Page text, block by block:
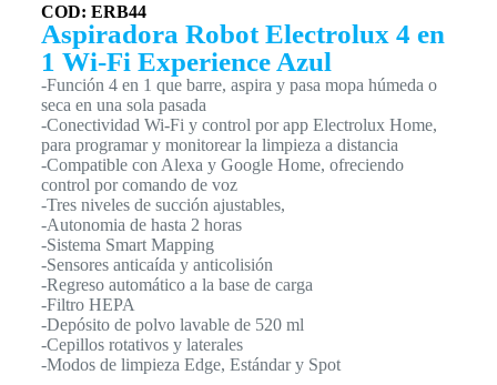
COD: ERB44
Aspiradora Robot Electrolux 4 en
1 Wi-Fi Experience Azul
-Función 4 en 1 que barre, aspira y pasa mopa húmeda o
seca en una sola pasada
-Conectividad Wi-Fi y control por app Electrolux Home,
para programar y monitorear la limpieza a distancia
-Compatible con Alexa y Google Home, ofreciendo
control por comando de voz
-Tres niveles de succión ajustables,
-Autonomia de hasta 2 horas
-Sistema Smart Mapping
-Sensores anticaída y anticolisión
-Regreso automático a la base de carga
-Filtro HEPA
-Depósito de polvo lavable de 520 ml
-Cepillos rotativos y laterales
-Modos de limpieza Edge, Estándar y Spot